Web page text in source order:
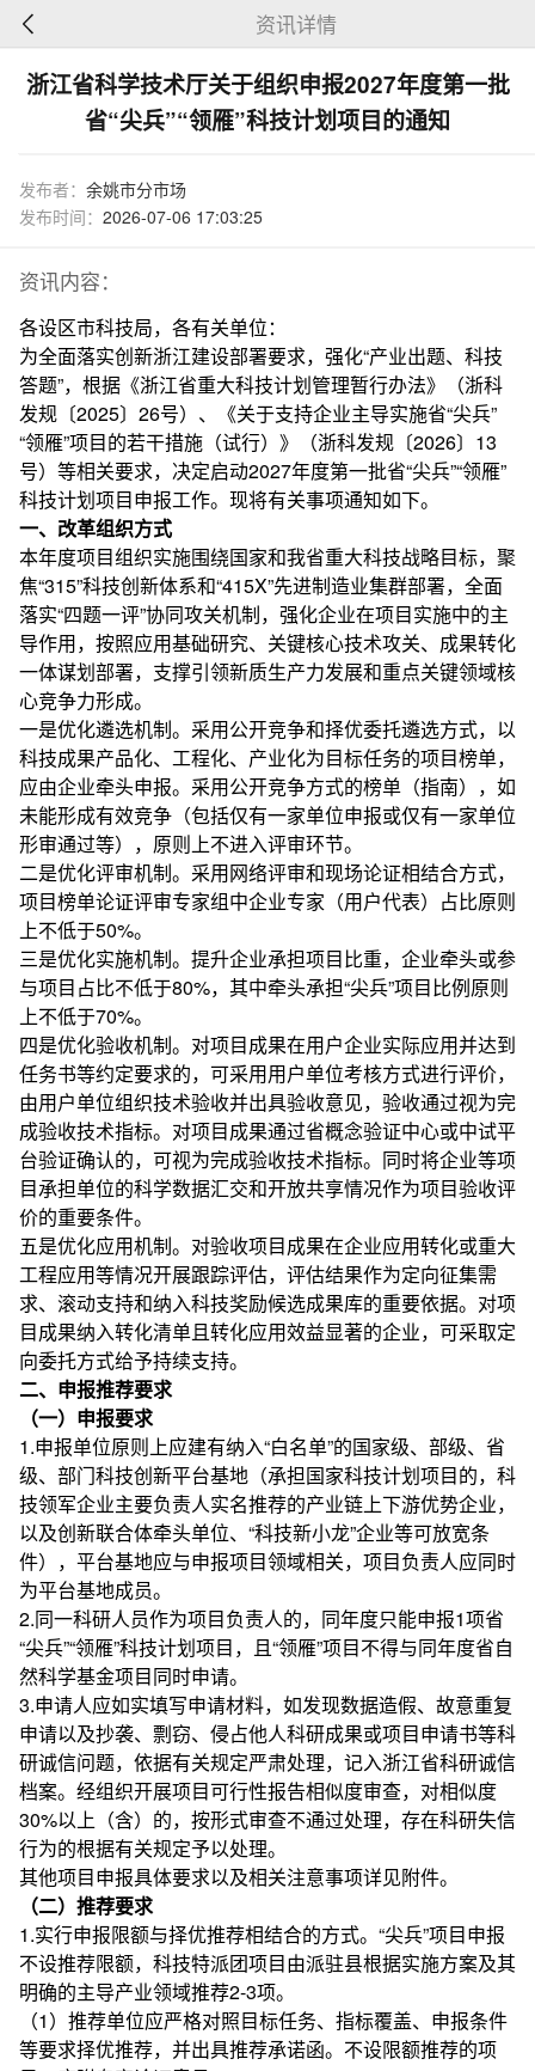
资讯详情
浙江省科学技术厅关于组织申报2027年度第一批
省“尖兵”“领雁”科技计划项目的通知
发布者： 余姚市分市场
发布时间： 2026-07-06 17:03:25
资讯内容：
各设区市科技局，各有关单位：
为全面落实创新浙江建设部署要求，强化“产业出题、科技
答题”，根据《浙江省重大科技计划管理暂行办法》（浙科
发规〔2025〕26号）、《关于支持企业主导实施省“尖兵”
“领雁”项目的若干措施（试行）》（浙科发规〔2026〕13
号）等相关要求，决定启动2027年度第一批省“尖兵”“领雁”
科技计划项目申报工作。现将有关事项通知如下。
一、改革组织方式
本年度项目组织实施围绕国家和我省重大科技战略目标，聚
焦“315”科技创新体系和“415X”先进制造业集群部署，全面
落实“四题一评”协同攻关机制，强化企业在项目实施中的主
导作用，按照应用基础研究、关键核心技术攻关、成果转化
一体谋划部署，支撑引领新质生产力发展和重点关键领域核
心竞争力形成。
一是优化遴选机制。采用公开竞争和择优委托遴选方式，以
科技成果产品化、工程化、产业化为目标任务的项目榜单，
应由企业牵头申报。采用公开竞争方式的榜单（指南），如
未能形成有效竞争（包括仅有一家单位申报或仅有一家单位
形审通过等），原则上不进入评审环节。
二是优化评审机制。采用网络评审和现场论证相结合方式，
项目榜单论证评审专家组中企业专家（用户代表）占比原则
上不低于50%。
三是优化实施机制。提升企业承担项目比重，企业牵头或参
与项目占比不低于80%，其中牵头承担“尖兵”项目比例原则
上不低于70%。
四是优化验收机制。对项目成果在用户企业实际应用并达到
任务书等约定要求的，可采用用户单位考核方式进行评价，
由用户单位组织技术验收并出具验收意见，验收通过视为完
成验收技术指标。对项目成果通过省概念验证中心或中试平
台验证确认的，可视为完成验收技术指标。同时将企业等项
目承担单位的科学数据汇交和开放共享情况作为项目验收评
价的重要条件。
五是优化应用机制。对验收项目成果在企业应用转化或重大
工程应用等情况开展跟踪评估，评估结果作为定向征集需
求、滚动支持和纳入科技奖励候选成果库的重要依据。对项
目成果纳入转化清单且转化应用效益显著的企业，可采取定
向委托方式给予持续支持。
二、申报推荐要求
（一）申报要求
1.申报单位原则上应建有纳入“白名单”的国家级、部级、省
级、部门科技创新平台基地（承担国家科技计划项目的，科
技领军企业主要负责人实名推荐的产业链上下游优势企业，
以及创新联合体牵头单位、“科技新小龙”企业等可放宽条
件），平台基地应与申报项目领域相关，项目负责人应同时
为平台基地成员。
2.同一科研人员作为项目负责人的，同年度只能申报1项省
“尖兵”“领雁”科技计划项目，且“领雁”项目不得与同年度省自
然科学基金项目同时申请。
3.申请人应如实填写申请材料，如发现数据造假、故意重复
申请以及抄袭、剽窃、侵占他人科研成果或项目申请书等科
研诚信问题，依据有关规定严肃处理，记入浙江省科研诚信
档案。经组织开展项目可行性报告相似度审查，对相似度
30%以上（含）的，按形式审查不通过处理，存在科研失信
行为的根据有关规定予以处理。
其他项目申报具体要求以及相关注意事项详见附件。
（二）推荐要求
1.实行申报限额与择优推荐相结合的方式。“尖兵”项目申报
不设推荐限额，科技特派团项目由派驻县根据实施方案及其
明确的主导产业领域推荐2-3项。
（1）推荐单位应严格对照目标任务、指标覆盖、申报条件
等要求择优推荐，并出具推荐承诺函。不设限额推荐的项